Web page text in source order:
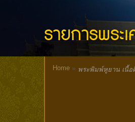
รายการพระ
Home » พระพิมพ์หูยาน เนื้อ